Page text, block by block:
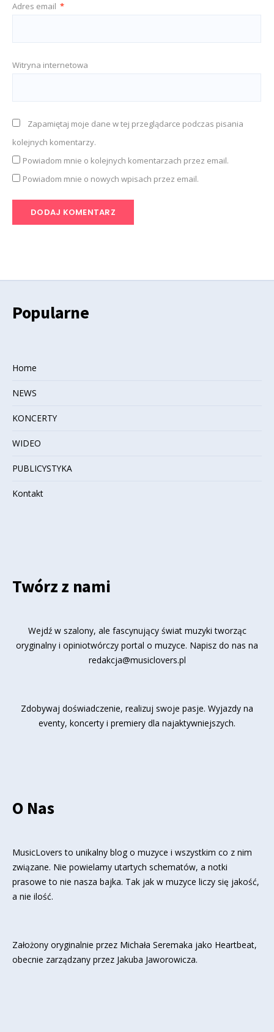
Adres email *
Witryna internetowa
Zapamiętaj moje dane w tej przeglądarce podczas pisania
kolejnych komentarzy.
Powiadom mnie o kolejnych komentarzach przez email.
Powiadom mnie o nowych wpisach przez email.
Popularne
Home
NEWS
KONCERTY
WIDEO
PUBLICYSTYKA
Kontakt
Twórz z nami
Wejdź w szalony, ale fascynujący świat muzyki tworząc
oryginalny i opiniotwórczy portal o muzyce. Napisz do nas na
redakcja@musiclovers.pl
Zdobywaj doświadczenie, realizuj swoje pasje. Wyjazdy na
eventy, koncerty i premiery dla najaktywniejszych.
O Nas
MusicLovers to unikalny blog o muzyce i wszystkim co z nim
związane. Nie powielamy utartych schematów, a notki
prasowe to nie nasza bajka. Tak jak w muzyce liczy się jakość,
a nie ilość.
Założony oryginalnie przez Michała Seremaka jako Heartbeat,
obecnie zarządzany przez Jakuba Jaworowicza.